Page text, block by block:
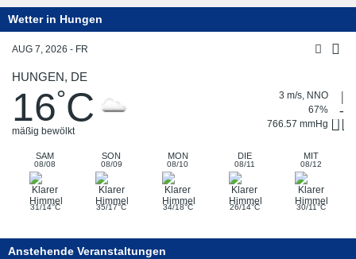
Wetter in Hungen
AUG 7, 2026 - FR
HUNGEN, DE
16°C
mäßig bewölkt
3 m/s, NNO
67%
766.57 mmHg
SAM
08/08
SON
08/09
MON
08/10
DIE
08/11
MIT
08/12
31/14°C 35/17°C 34/18°C 26/14°C 30/11°C
Anstehende Veranstaltungen